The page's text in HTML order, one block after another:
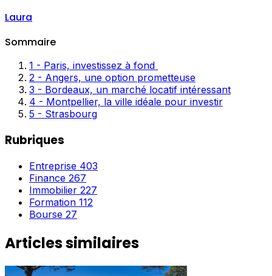
Laura
Sommaire
1 - Paris, investissez à fond
2 - Angers, une option prometteuse
3 - Bordeaux, un marché locatif intéressant
4 - Montpellier, la ville idéale pour investir
5 - Strasbourg
Rubriques
Entreprise 403
Finance 267
Immobilier 227
Formation 112
Bourse 27
Articles similaires